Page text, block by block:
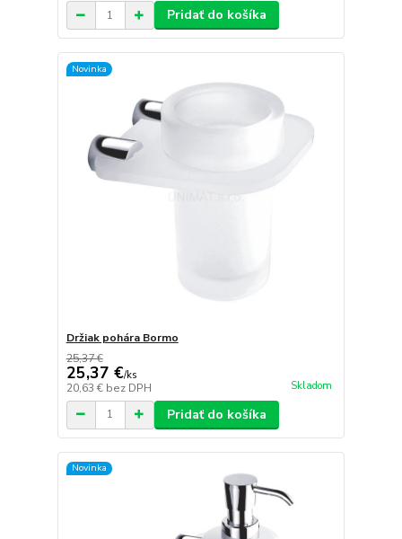
Pridať do košíka
Novinka
Držiak pohára Bormo
25,37 €
25,37 €/ks
20,63 € bez DPH Skladom
Pridať do košíka
Novinka